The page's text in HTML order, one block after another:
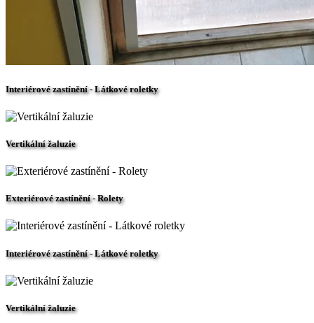
Interiérové zastínění - Látkové roletky
Vertikální žaluzie
Exteriérové zastínění - Rolety
Interiérové zastínění - Látkové roletky
Vertikální žaluzie